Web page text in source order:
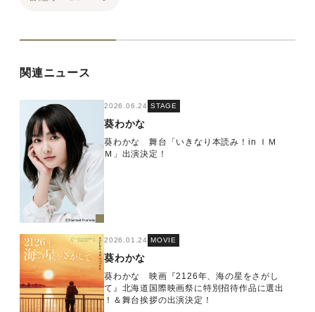
関連ニュース
2026.06.24 STAGE
葵わかな
葵わかな 舞台「いきなり本読み！in ＩＭ
Ｍ」出演決定！
2026.01.24 MOVIE
葵わかな
葵わかな 映画『2126年、海の星をさがし
て』北海道国際映画祭に特別招待作品に選出
！＆舞台挨拶の出演決定！